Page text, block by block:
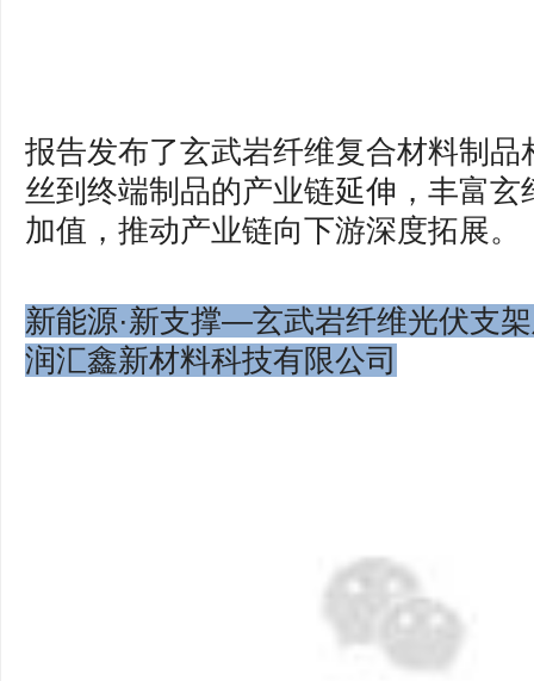
报告发布了玄武岩纤维复合材料制
丝到终端制品的产业链延伸，丰富
加值，推动产业链向下游深度拓展。
新能源·新支撑—玄武岩纤维光伏支
润汇鑫新材料科技有限公司